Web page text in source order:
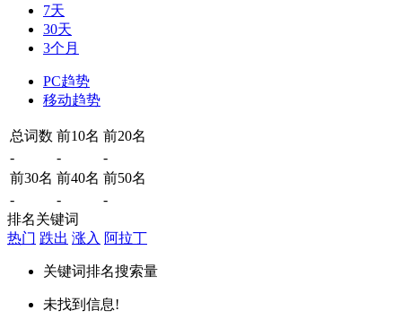
7天
30天
3个月
PC趋势
移动趋势
总词数 前10名 前20名
-
-
-
前30名 前40名 前50名
-
-
-
排名关键词
热门 跌出 涨入 阿拉丁
关键词排名搜索量
未找到信息!